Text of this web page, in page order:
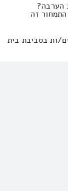
הערבה?
זה
ות בסביבת בית